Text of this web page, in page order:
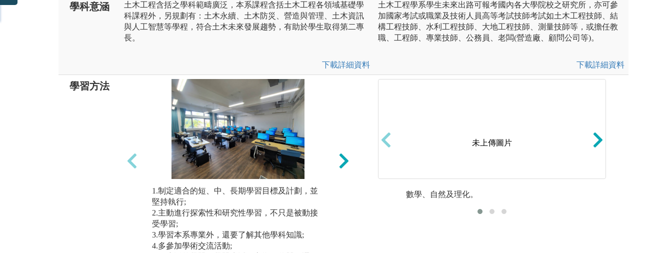
學科意涵
土木工程含括之學科範疇廣泛，本系課程含括土木工程各領域基礎學
科課程外，另規劃有：土木永續、土木防災、營造與管理、土木資訊
與人工智慧等學程，符合土木未來發展趨勢，有助於學生取得第二專
長。
下載詳細資料
土木工程學系學生未來出路可報考國內各大學院校之研究所，亦可參
加國家考試或職業及技術人員高等考試技師考試如土木工程技師、結
構工程技師、水利工程技師、大地工程技師、測量技師等，或擔任教
職、工程師、專業技師、公務員、老闆(營造廠、顧問公司等)。
下載詳細資料
學習方法
1.制定適合的短、中、長期學習目標及計劃，並
堅持執行;
2.主動進行探索性和研究性學習，不只是被動接
受學習;
3.學習本系專業外，還要了解其他學科知識;
4.多參加學術交流活動;
微型課程：以1學分為上限，依需要調整上課時
未上傳圖片
數學、自然及理化。